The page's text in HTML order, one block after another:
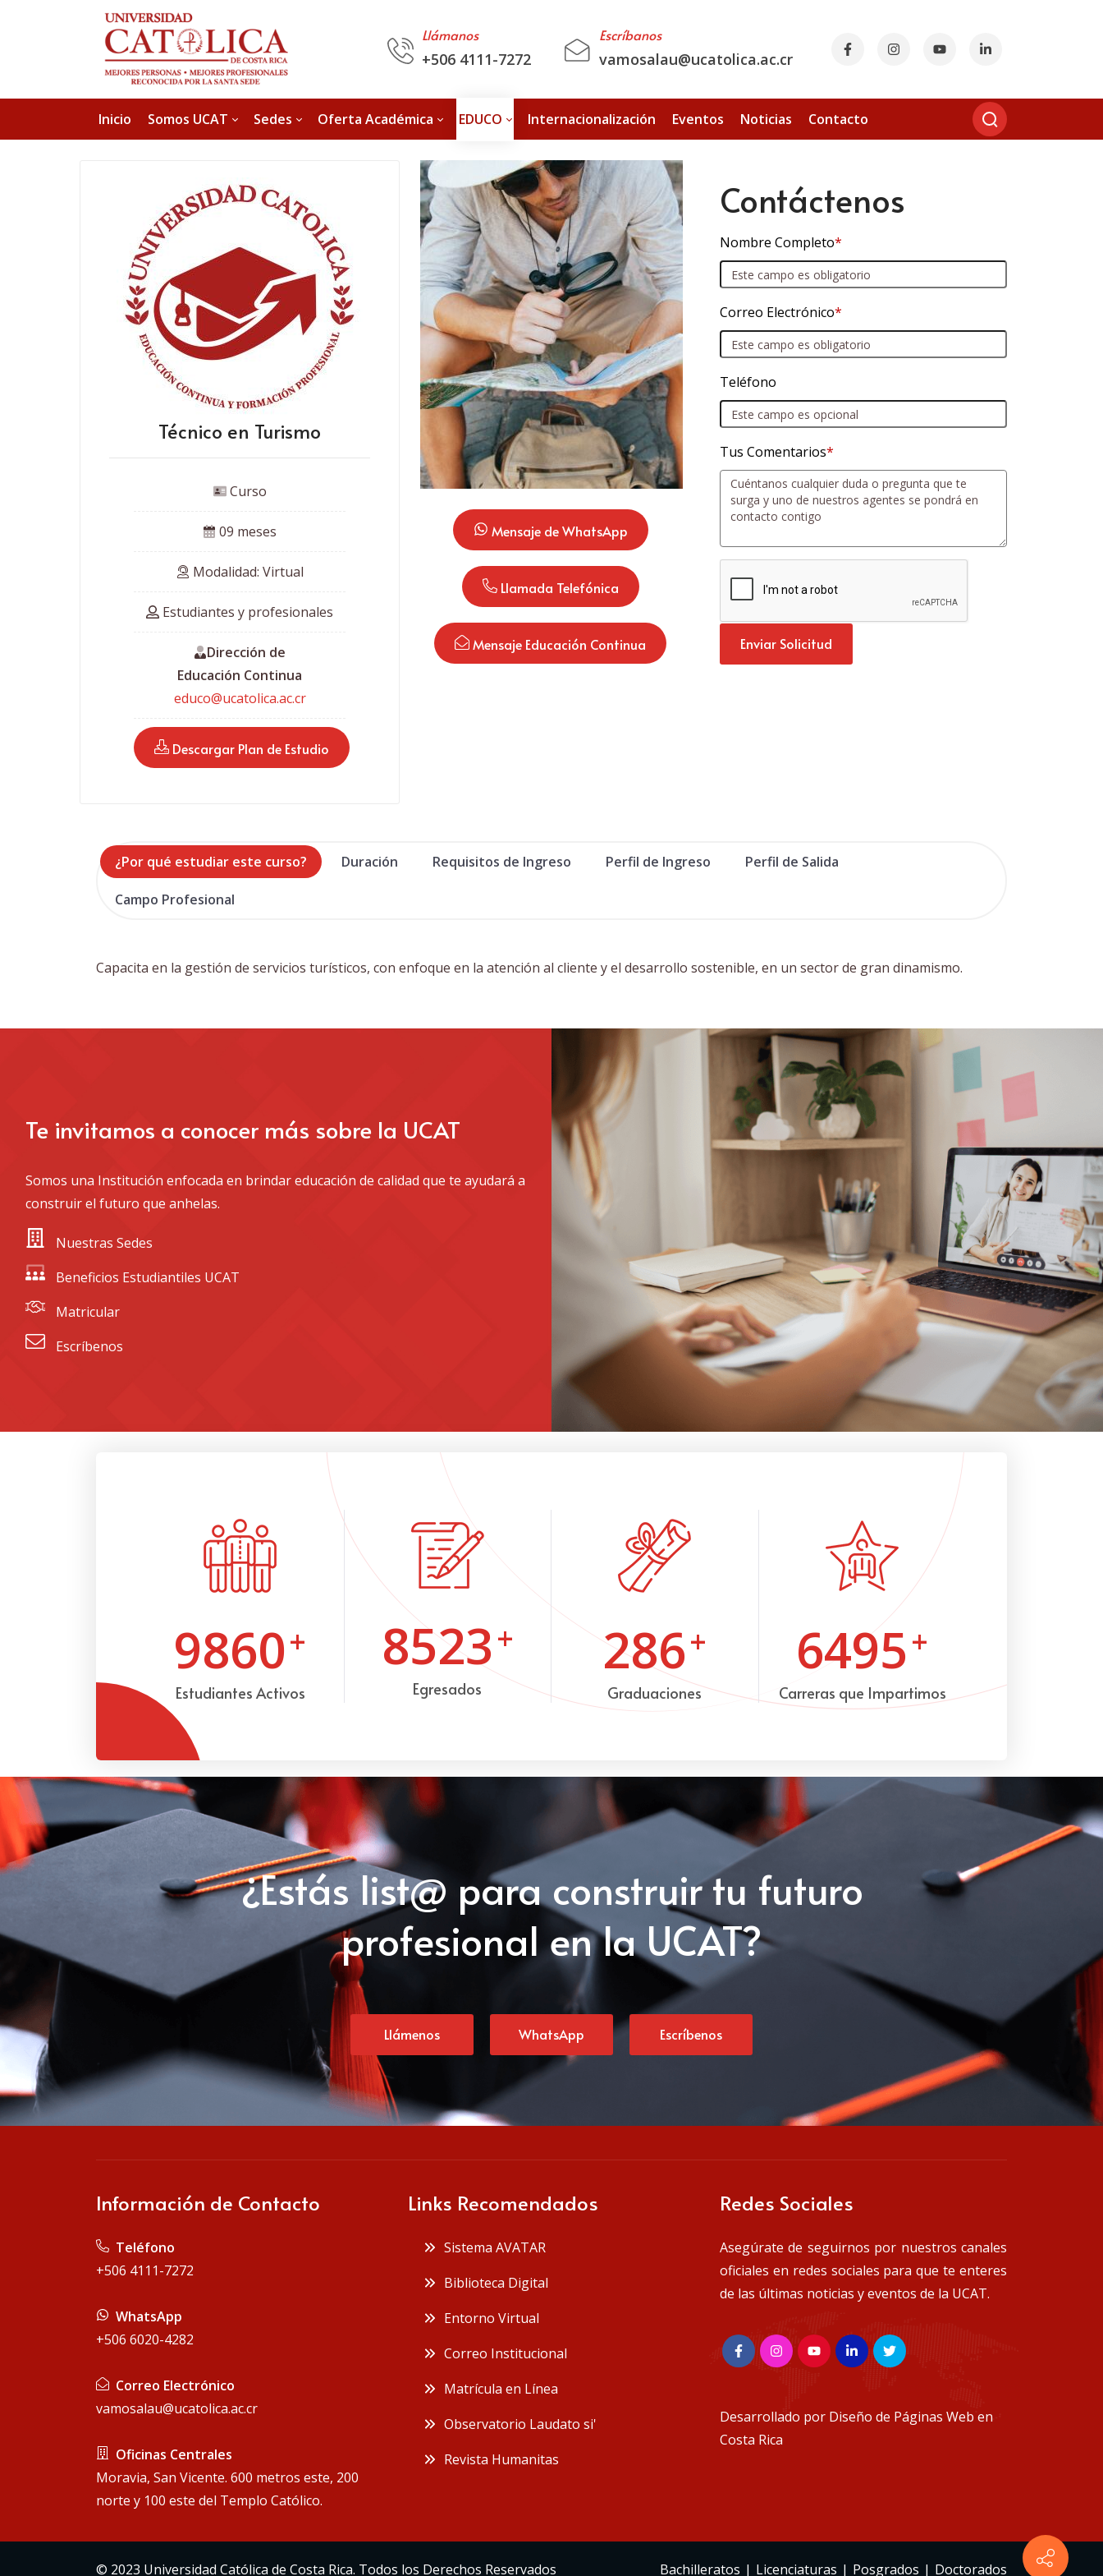
Llámanos
+506 4111-7272
Escríbanos
vamosalau@ucatolica.ac.cr
Inicio Somos UCAT Sedes Oferta Académica EDUCO Internacionalización Eventos Noticias Contacto
Técnico en Turismo
Curso
09 meses
Modalidad: Virtual
Estudiantes y profesionales
Dirección de
Educación Continua
educo@ucatolica.ac.cr
Descargar Plan de Estudio
Mensaje de WhatsApp
Llamada Telefónica
Mensaje Educación Continua
Contáctenos
Nombre Completo*
Correo Electrónico*
Teléfono
Tus Comentarios*
¿Por qué estudiar este curso? Duración Requisitos de Ingreso Perfil de Ingreso Perfil de Salida
Campo Profesional
Capacita en la gestión de servicios turísticos, con enfoque en la atención al cliente y el desarrollo sostenible, en un sector de gran dinamismo.
Te invitamos a conocer más sobre la UCAT
Somos una Institución enfocada en brindar educación de calidad que te ayudará a
construir el futuro que anhelas.
Nuestras Sedes
Beneficios Estudiantiles UCAT
Matricular
Escríbenos
9860+
Estudiantes Activos
8523+
Egresados
286+
Graduaciones
6495+
Carreras que Impartimos
¿Estás list@ para construir tu futuro
profesional en la UCAT?
Llámenos WhatsApp Escríbenos
Información de Contacto
Teléfono
+506 4111-7272
WhatsApp
+506 6020-4282
Correo Electrónico
vamosalau@ucatolica.ac.cr
Oficinas Centrales
Moravia, San Vicente. 600 metros este, 200
norte y 100 este del Templo Católico.
Links Recomendados
Sistema AVATAR
Biblioteca Digital
Entorno Virtual
Correo Institucional
Matrícula en Línea
Observatorio Laudato si'
Revista Humanitas
Redes Sociales
Asegúrate de seguirnos por nuestros canales
oficiales en redes sociales para que te enteres
de las últimas noticias y eventos de la UCAT.
Desarrollado por Diseño de Páginas Web en
Costa Rica
© 2023 Universidad Católica de Costa Rica. Todos los Derechos Reservados Bachilleratos | Licenciaturas | Posgrados | Doctorados